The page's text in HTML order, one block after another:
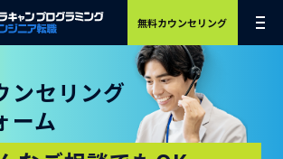
無料カウンセリング
ンセリング
ーム